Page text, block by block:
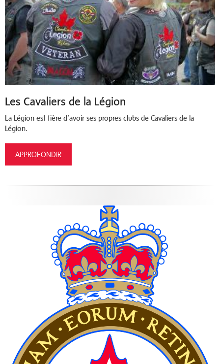
Les Cavaliers de la Légion
La Légion est fière d’avoir ses propres clubs de Cavaliers de la
Légion.
APPROFONDIR